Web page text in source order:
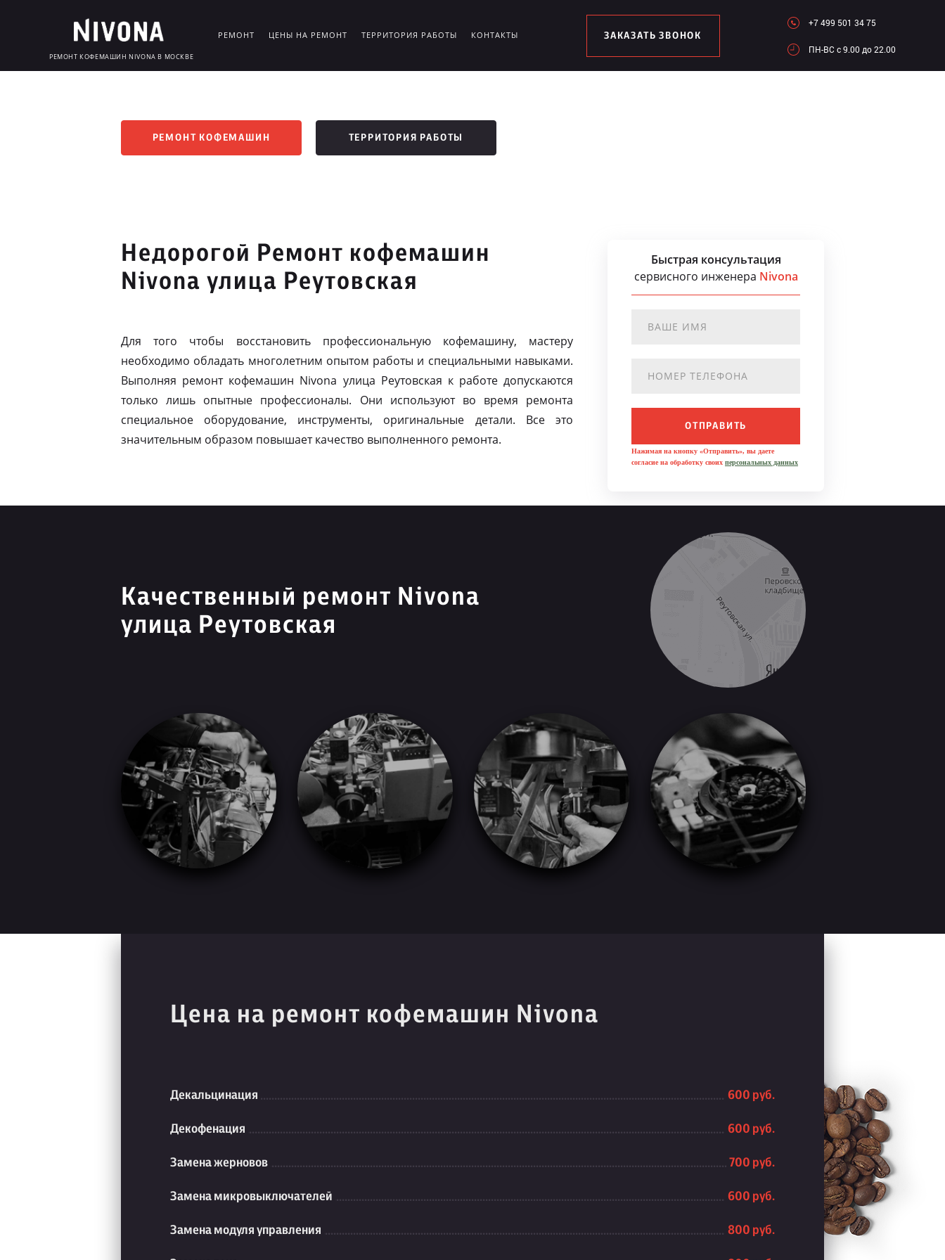
РЕМОНТ КОФЕМАШИН NIVONA В МОСКВЕ
РЕМОНТ ЦЕНЫ НА РЕМОНТ ТЕРРИТОРИЯ РАБОТЫ КОНТАКТЫ ЗАКАЗАТЬ ЗВОНОК
+7 499 501 34 75
ПН-ВC c 9.00 до 22.00
РЕМОНТ КОФЕМАШИН ТЕРРИТОРИЯ РАБОТЫ
Недорогой Ремонт кофемашин
Nivona улица Реутовская
Для того чтобы восстановить профессиональную кофемашину, мастеру
необходимо обладать многолетним опытом работы и специальными навыками.
Выполняя ремонт кофемашин Nivona улица Реутовская к работе допускаются
только лишь опытные профессионалы. Они используют во время ремонта
специальное оборудование, инструменты, оригинальные детали. Все это
значительным образом повышает качество выполненного ремонта.
Быстрая консультация
сервисного инженера Nivona
ОТПРАВИТЬ
Нажимая на кнопку «Отправить», вы даете
согласие на обработку своих персональных данных
Качественный ремонт Nivona
улица Реутовская
Цена на ремонт кофемашин Nivona
Декальцинация 600 руб.
Декофенация 600 руб.
Замена жерновов 700 руб.
Замена микровыключателей 600 руб.
Замена модуля управления 800 руб.